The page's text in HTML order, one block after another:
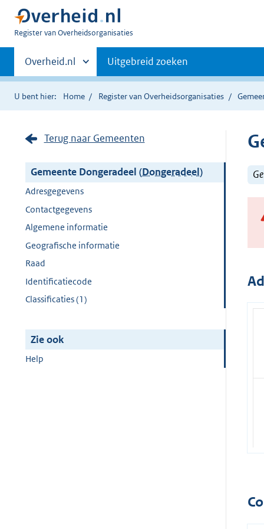
U
Register van Overheidsorganisaties
Primaire
navigatie
Andere
sites
binnen
Overheid.nl Uitgebreid zoeken
U bent hier: Home Register van Overheidsorganisaties
Terug naar Gemeenten
Gemeente Dongeradeel (Dongeradeel)
Adresgegevens
Contactgegevens
Algemene informatie
Geografische informatie
Raad
Identificatiecode
Classificaties (1)
Zie ook
Help